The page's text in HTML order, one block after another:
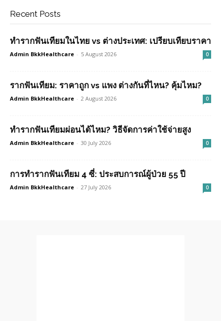
Recent Posts
ทำรากฟันเทียมในไทย vs ต่างประเทศ: เปรียบเทียบราคา
Admin BkkHealthcare - 5 August 2026 0
รากฟันเทียม: ราคาถูก vs แพง ต่างกันที่ไหน? คุ้มไหม?
Admin BkkHealthcare - 2 August 2026 0
ทำรากฟันเทียมผ่อนได้ไหม? วิธีจัดการค่าใช้จ่ายสูง
Admin BkkHealthcare - 30 July 2026 0
การทำรากฟันเทียม 4 ซี่: ประสบการณ์ผู้ป่วย 55 ปี
Admin BkkHealthcare - 27 July 2026 0